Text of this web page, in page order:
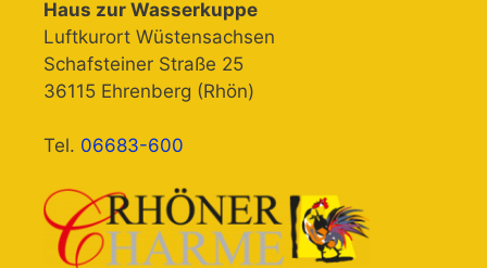
Haus zur Wasserkuppe
Luftkurort Wüstensachsen
Schafsteiner Straße 25
36115 Ehrenberg (Rhön)
Tel. 06683-600